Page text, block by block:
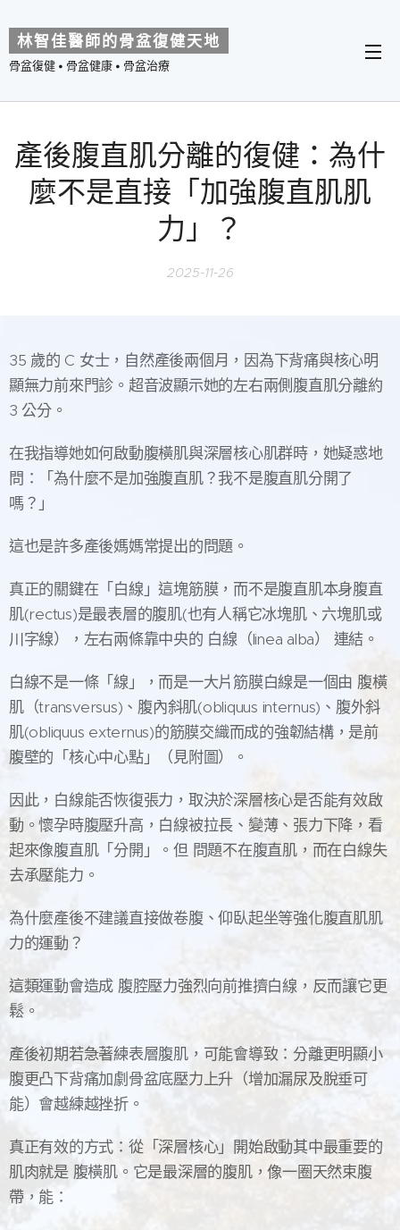
林智佳醫師的骨盆復健天地
骨盆復健 • 骨盆健康 • 骨盆治療
產後腹直肌分離的復健：為什
麼不是直接「加強腹直肌肌
力」？
2025-11-26
35 歲的 C 女士，自然產後兩個月，因為下背痛與核心明
顯無力前來門診。超音波顯示她的左右兩側腹直肌分離約
3 公分。
在我指導她如何啟動腹橫肌與深層核心肌群時，她疑惑地
問：「為什麼不是加強腹直肌？我不是腹直肌分開了
嗎？」
這也是許多產後媽媽常提出的問題。
真正的關鍵在「白線」這塊筋膜，而不是腹直肌本身腹直
肌(rectus)是最表層的腹肌(也有人稱它冰塊肌、六塊肌或
川字線），左右兩條靠中央的 白線（linea alba） 連結。
白線不是一條「線」，而是一大片筋膜白線是一個由 腹橫
肌（transversus)、腹內斜肌(obliquus internus)、腹外斜
肌(obliquus externus)的筋膜交織而成的強韌結構，是前
腹壁的「核心中心點」（見附圖）。
因此，白線能否恢復張力，取決於深層核心是否能有效啟
動。懷孕時腹壓升高，白線被拉長、變薄、張力下降，看
起來像腹直肌「分開」。但 問題不在腹直肌，而在白線失
去承壓能力。
為什麼產後不建議直接做卷腹、仰臥起坐等強化腹直肌肌
力的運動？
這類運動會造成 腹腔壓力強烈向前推擠白線，反而讓它更
鬆。
產後初期若急著練表層腹肌，可能會導致：分離更明顯小
腹更凸下背痛加劇骨盆底壓力上升（增加漏尿及脫垂可
能）會越練越挫折。
真正有效的方式：從「深層核心」開始啟動其中最重要的
肌肉就是 腹橫肌。它是最深層的腹肌，像一圈天然束腹
帶，能：